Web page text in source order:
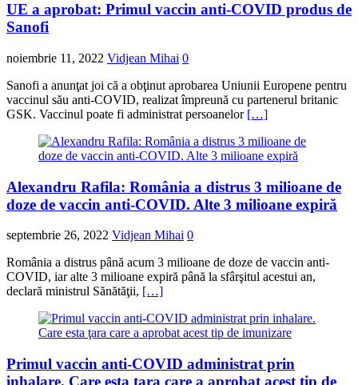
UE a aprobat: Primul vaccin anti-COVID produs de
Sanofi
noiembrie 11, 2022 Vidjean Mihai 0
Sanofi a anunţat joi că a obţinut aprobarea Uniunii Europene pentru
vaccinul său anti-COVID, realizat împreună cu partenerul britanic
GSK. Vaccinul poate fi administrat persoanelor […]
Alexandru Rafila: România a distrus 3 milioane de
doze de vaccin anti-COVID. Alte 3 milioane expiră
septembrie 26, 2022 Vidjean Mihai 0
România a distrus până acum 3 milioane de doze de vaccin anti-
COVID, iar alte 3 milioane expiră până la sfârşitul acestui an,
declară ministrul Sănătăţii, […]
Primul vaccin anti-COVID administrat prin
inhalare. Care esta ţara care a aprobat acest tip de